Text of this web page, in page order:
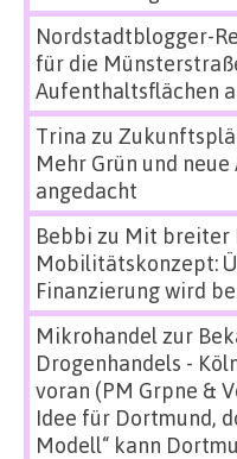
Nordstadtblogger-
für die
Aufenthaltsflächen
Trina zu
Mehr Grün und
angedacht
Bebbi zu Mit breiter
Mobilitätskonzept:
Finanzierung wird
Mikrohandel zur
Drogenhandels -
voran (PM Grpne &
Idee für Dortmund,
Modell“ kann